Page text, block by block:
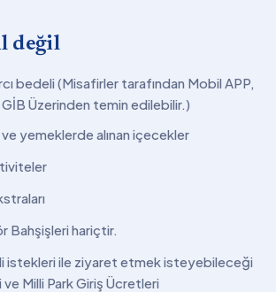
değil
bedeli (Misafirler tarafından Mobil APP,
Üzerinden temin edilebilir.)
yemeklerde alınan içecekler
Bahşişleri hariçtir.
istekleri ile ziyaret etmek isteyebileceği
ve Milli Park Giriş Ücretleri